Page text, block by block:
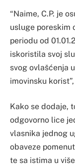
“Naime, C.P. je
usluge poreskim
periodu od
iskoristila svoj
svog ovlašćenja
imovinsku
Kako se dodaje,
odgovorno lice
vlasnika jednog
obaveze
te sa istima u